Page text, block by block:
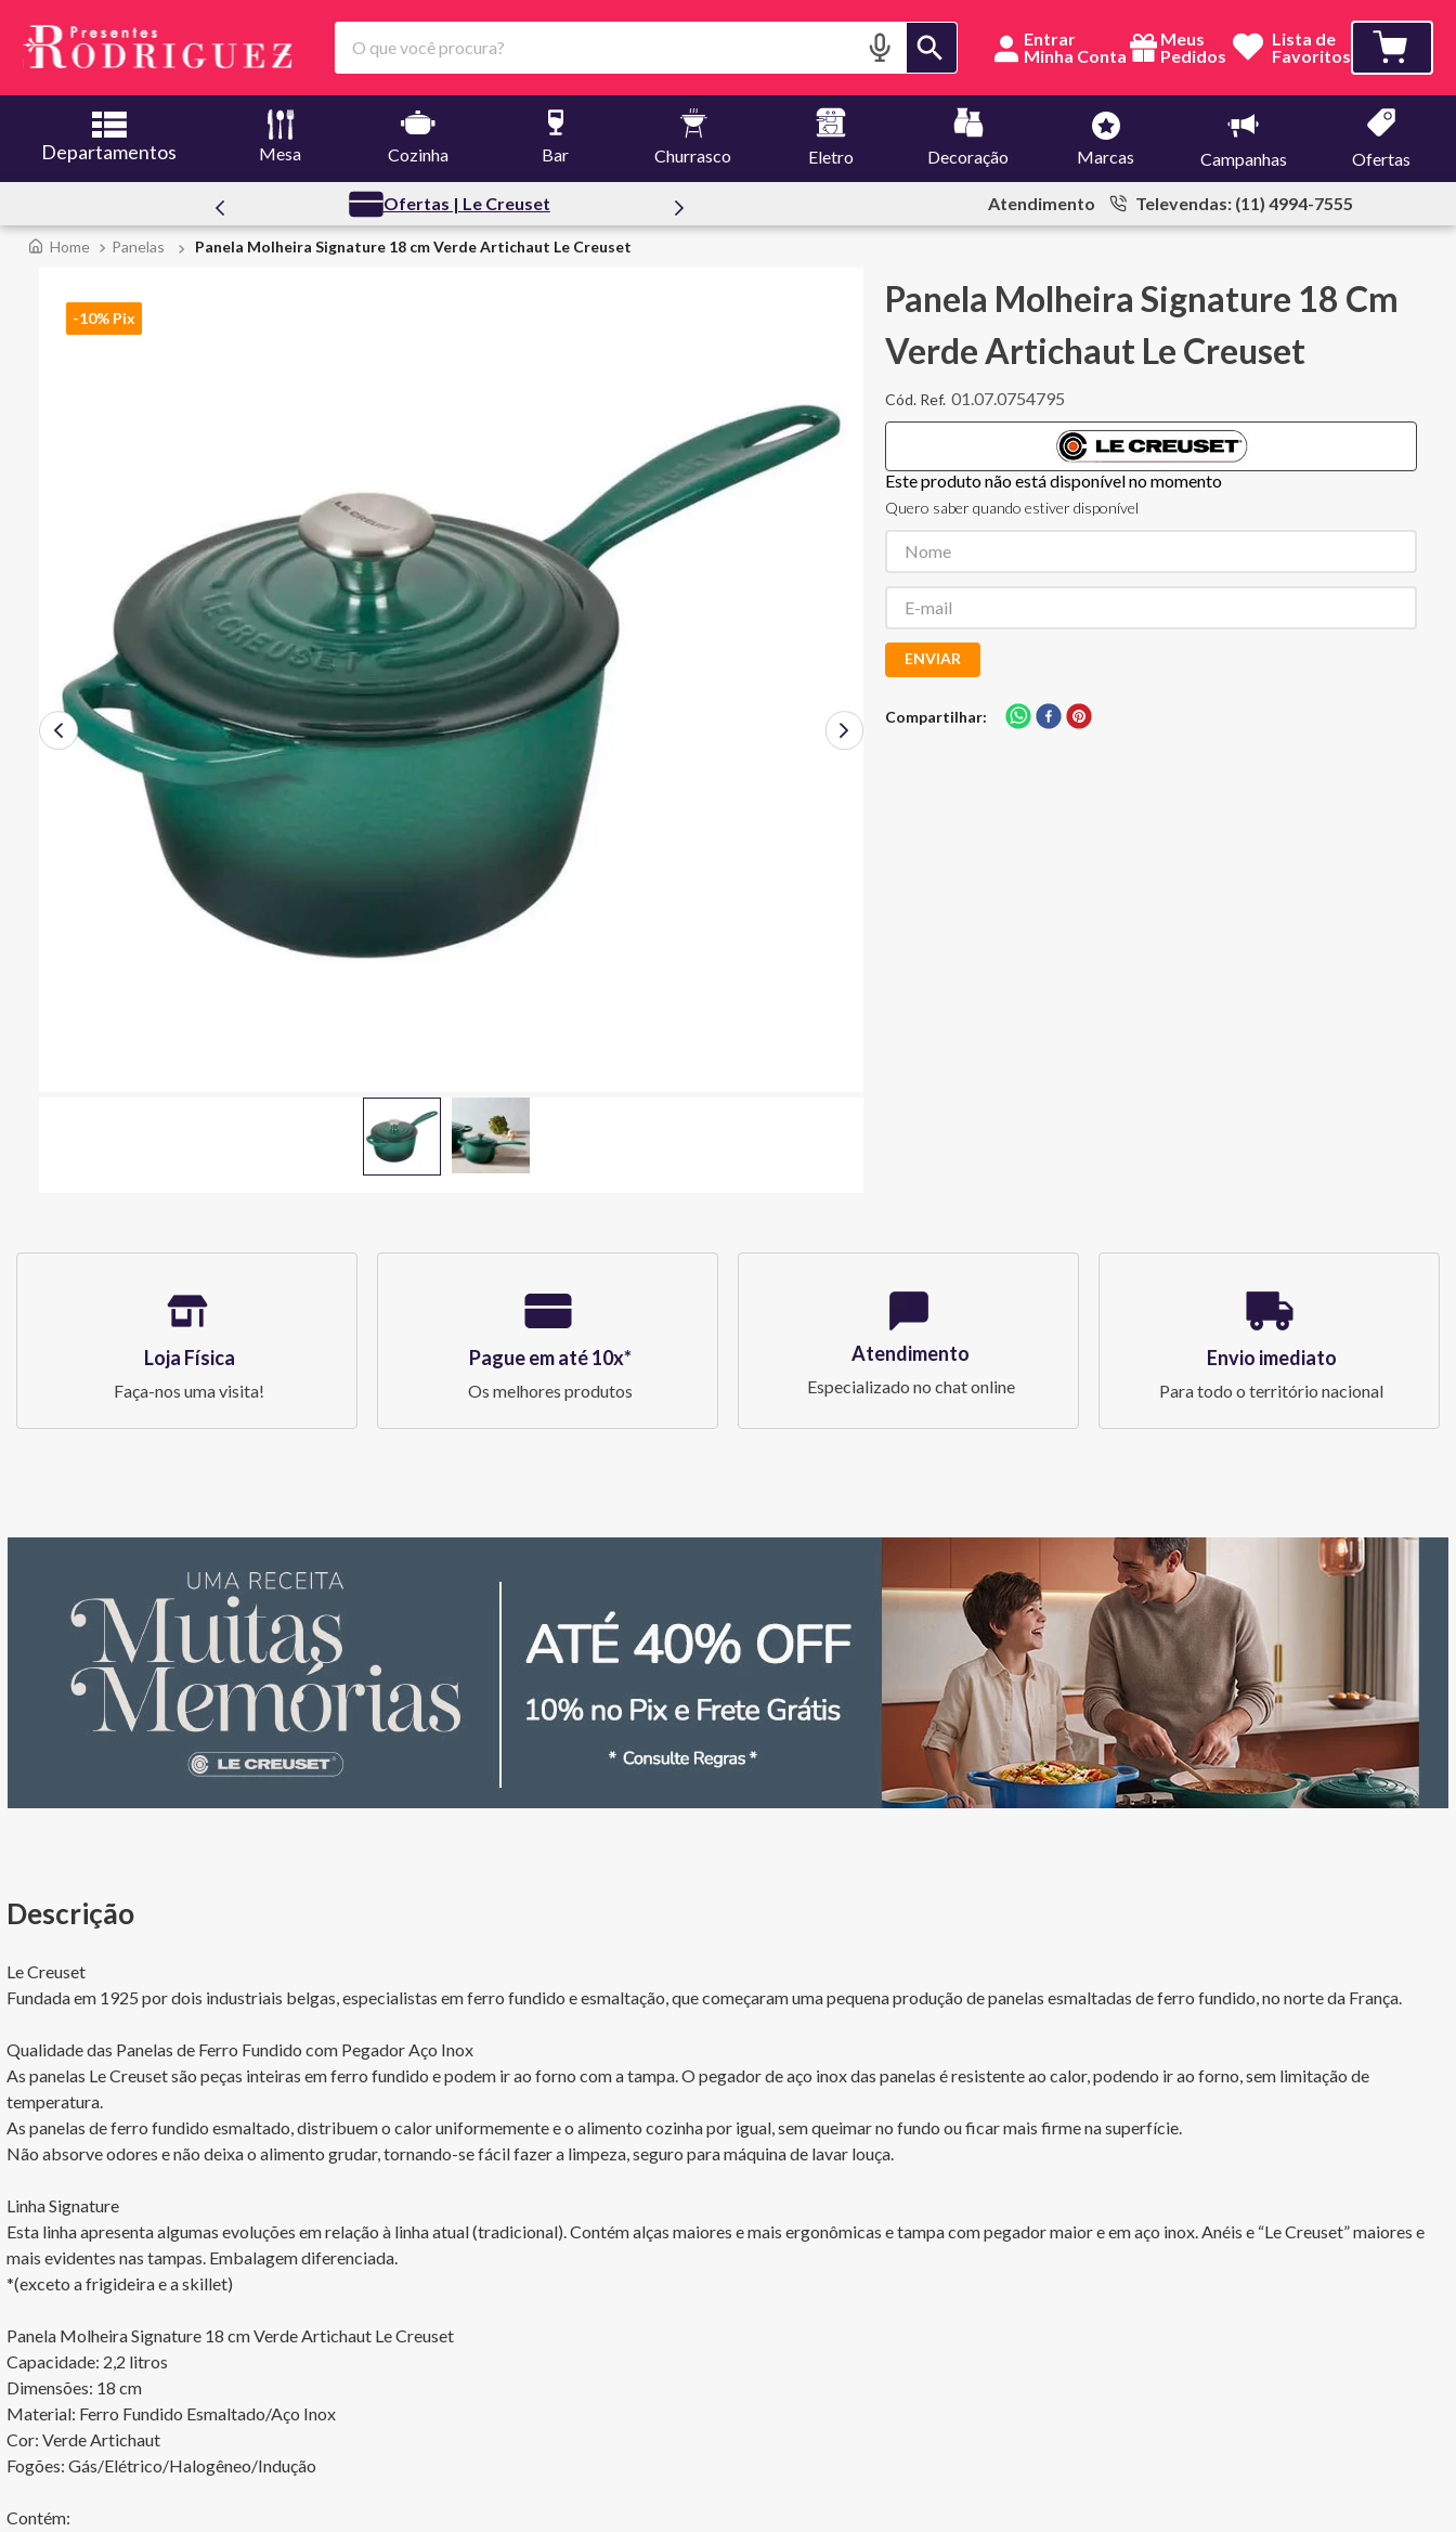
O que você procura? Entrar
Meus
Pedidos
Lista de
Favoritos
Departamentos Mesa Cozinha Bar Churrasco Eletro Decoração Marcas Campanhas Ofertas
Ofertas | Le Creuset Atendimento Televendas: (11) 4994-7555
Panelas Panela Molheira Signature 18 cm Verde Artichaut Le Creuset
-10% Pix
Panela Molheira Signature 18 Cm
Verde Artichaut Le Creuset
01.07.0754795
Este produto não está disponível no momento
Quero saber quando estiver disponível
ENVIAR
Compartilhar
Loja Física
Faça-nos uma visita!
Pague em até 10x*
Os melhores produtos
Atendimento
Especializado no chat online
Envio imediato
Para todo o território nacional
Le Creuset
Fundada em 1925 por dois industriais belgas, especialistas em ferro fundido e esmaltação, que começaram uma pequena produção de panelas esmaltadas de ferro fundido, no norte da França.
Qualidade das Panelas de Ferro Fundido com Pegador Aço Inox
As panelas Le Creuset são peças inteiras em ferro fundido e podem ir ao forno com a tampa. O pegador de aço inox das panelas é resistente ao calor, podendo ir ao forno, sem limitação de
temperatura.
As panelas de ferro fundido esmaltado, distribuem o calor uniformemente e o alimento cozinha por igual, sem queimar no fundo ou ficar mais firme na superfície.
Não absorve odores e não deixa o alimento grudar, tornando-se fácil fazer a limpeza, seguro para máquina de lavar louça.
Linha Signature
Esta linha apresenta algumas evoluções em relação à linha atual (tradicional). Contém alças maiores e mais ergonômicas e tampa com pegador maior e em aço inox. Anéis e “Le Creuset” maiores e
mais evidentes nas tampas. Embalagem diferenciada.
*(exceto a frigideira e a skillet)
Panela Molheira Signature 18 cm Verde Artichaut Le Creuset
Capacidade: 2,2 litros
Dimensões: 18 cm
Material: Ferro Fundido Esmaltado/Aço Inox
Cor: Verde Artichaut
Fogões: Gás/Elétrico/Halogêneo/Indução
Contém: